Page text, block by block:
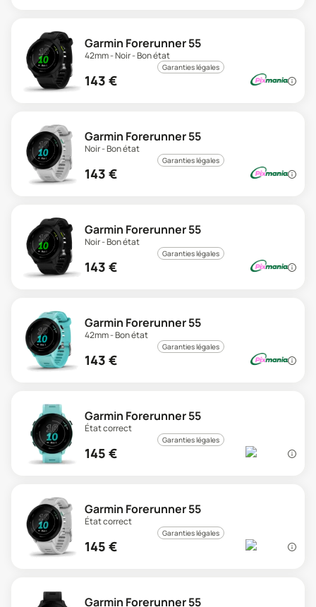
Garmin Forerunner 55
42mm - Noir - Bon état
Garanties légales
143 €
Garmin Forerunner 55
Noir - Bon état
Garanties légales
143 €
Garmin Forerunner 55
Noir - Bon état
Garanties légales
143 €
Garmin Forerunner 55
42mm - Bon état
Garanties légales
143 €
Garmin Forerunner 55
État correct
Garanties légales
145 €
Garmin Forerunner 55
État correct
Garanties légales
145 €
Garmin Forerunner 55